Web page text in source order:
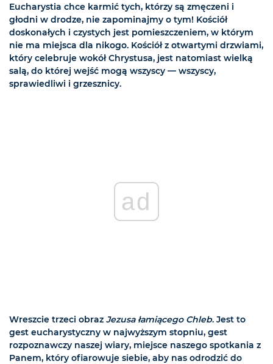
Eucharystia chce karmić tych, którzy są zmęczeni i
głodni w drodze, nie zapominajmy o tym! Kościół
doskonałych i czystych jest pomieszczeniem, w którym
nie ma miejsca dla nikogo. Kościół z otwartymi drzwiami,
który celebruje wokół Chrystusa, jest natomiast wielką
salą, do której wejść mogą wszyscy — wszyscy,
sprawiedliwi i grzesznicy.
ad
Wreszcie trzeci obraz Jezusa łamiącego Chleb. Jest to
gest eucharystyczny w najwyższym stopniu, gest
rozpoznawczy naszej wiary, miejsce naszego spotkania z
Panem, który ofiarowuje siebie, aby nas odrodzić do